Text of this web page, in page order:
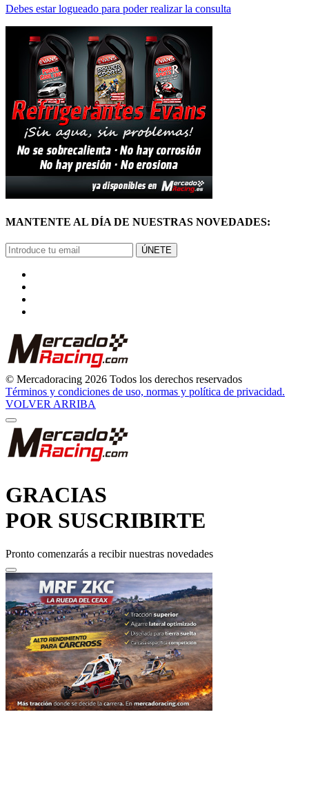
© Mercadoracing 2026 Todos los derechos reservados
Términos y condiciones de uso, normas y política de privacidad.
VOLVER ARRIBA
POR SUSCRIBIRTE